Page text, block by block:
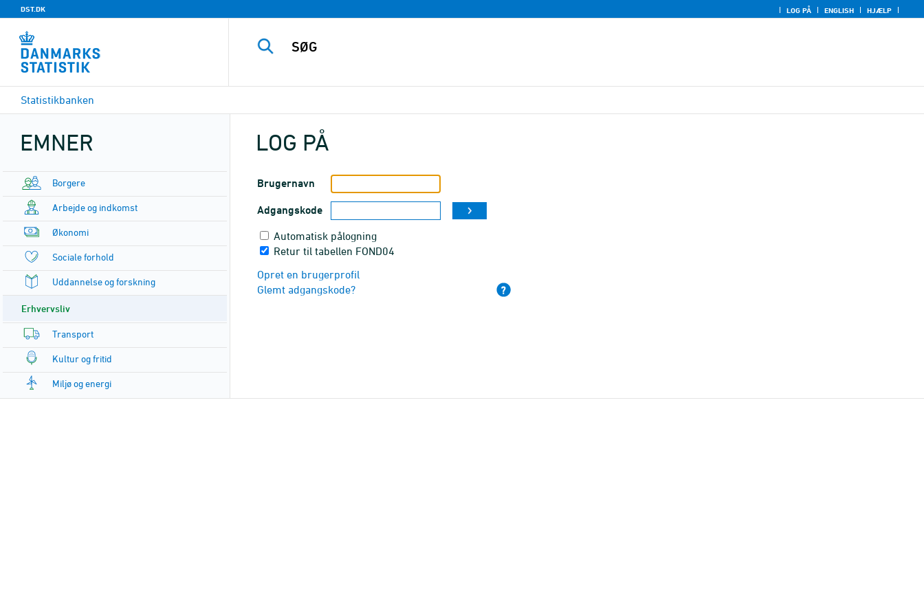
DST.DK LOG PÅ ENGLISH HJÆLP
Statistikbanken
EMNER
Borgere
Arbejde og indkomst
Økonomi
Sociale forhold
Uddannelse og forskning
Erhvervsliv
Transport
Kultur og fritid
Miljø og energi
LOG PÅ
Brugernavn
Adgangskode
Automatisk pålogning
Retur til tabellen FOND04
Opret en brugerprofil
Glemt adgangskode?